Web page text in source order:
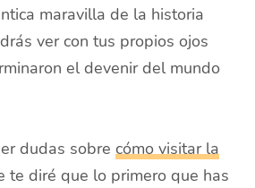
maravilla de la historia
ver con tus propios ojos
el devenir del mundo
dudas sobrecómo visitar la
te diré que lo primero que has